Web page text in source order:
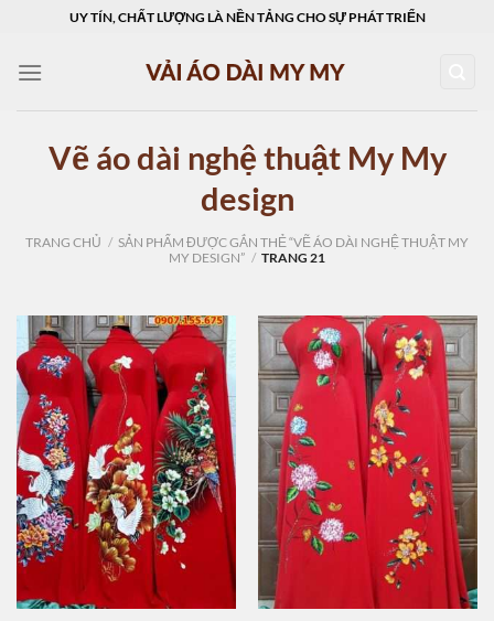
content
UY TÍN, CHẤT LƯỢNG LÀ NỀN TẢNG CHO SỰ PHÁT TRIỂN
Vẽ áo dài nghệ thuật My My
design
TRANG CHỦ / SẢN PHẨM ĐƯỢC GẮN THẺ “VẼ ÁO DÀI NGHỆ THUẬT MY
MY DESIGN” / TRANG 21